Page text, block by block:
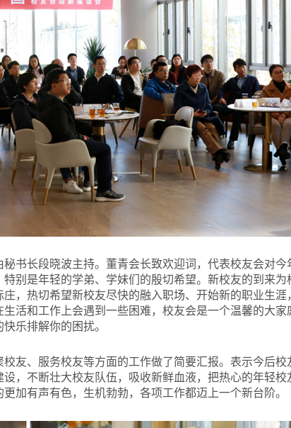
书长段晓波主持。董青会长致欢迎词，代表校友会对今
别是年轻的学弟、学妹们的殷切希望。新校友的到来为
，热切希望新校友尽快的融入职场、开始新的职业生涯
活和工作上会遇到一些困难，校友会是一个温馨的大家
乐排解你的困扰。
友、服务校友等方面的工作做了简要汇报。表示今后校
，不断壮大校友队伍，吸收新鲜血液，把热心的年轻校
加有声有色，生机勃勃，各项工作都迈上一个新台阶。